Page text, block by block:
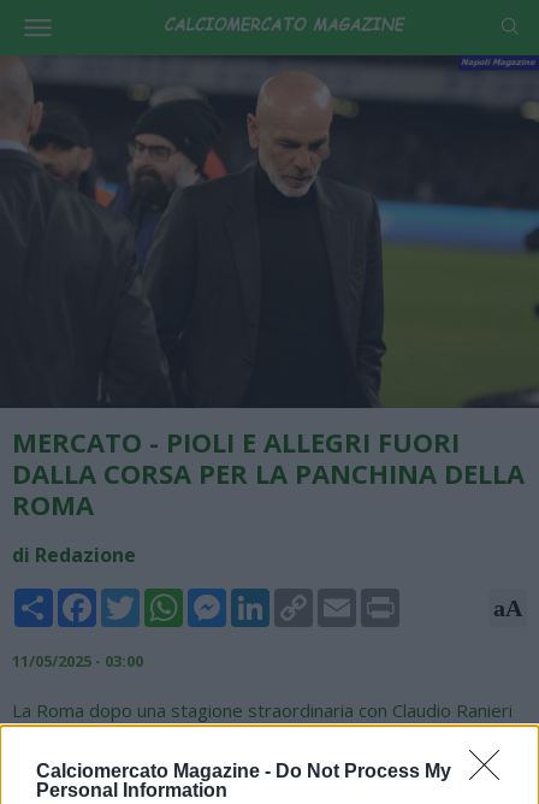
Calciomercato Magazine - Do Not Process My
Personal Information
MERCATO - PIOLI E ALLEGRI FUORI
DALLA CORSA PER LA PANCHINA DELLA
ROMA
di Redazione
Share FacebookTwitterWhatsAppMessengerLinkedInCopy
Link
Email aA
11/05/2025 - 03:00
La Roma dopo una stagione straordinaria con Claudio Ranieri
panchina. Il casting è in corso da mesi ma, anche a causa
dell'incognita sul piazzamento finale dei giallorossi, che ancora